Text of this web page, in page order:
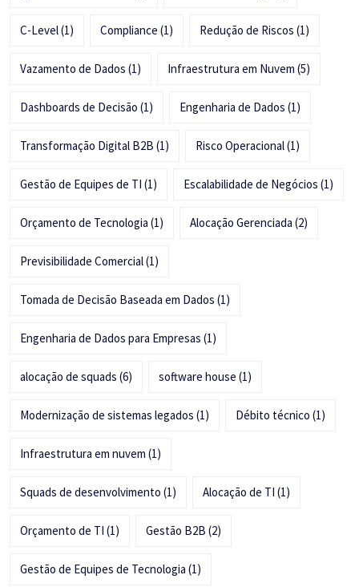
C-Level(1) Compliance (1) Redução de Riscos (1)
Vazamento de Dados (1) Infraestrutura em Nuvem (5)
Dashboards de Decisão (1) Engenharia de Dados (1)
Transformação Digital B2B (1) Risco Operacional(1)
Gestão de Equipes de TI (1) Escalabilidade de Negócios (1)
Orçamento de Tecnologia (1) Alocação Gerenciada (2)
Previsibilidade Comercial(1)
Tomada de Decisão Baseada em Dados (1)
Engenharia de Dados para Empresas (1)
alocação de squads (6) software house (1)
Modernização de sistemas legados (1) Débito técnico (1)
Infraestrutura em nuvem (1)
Squads de desenvolvimento (1) Alocação de TI (1)
Orçamento de TI (1) Gestão B2B (2)
Gestão de Equipes de Tecnologia (1)